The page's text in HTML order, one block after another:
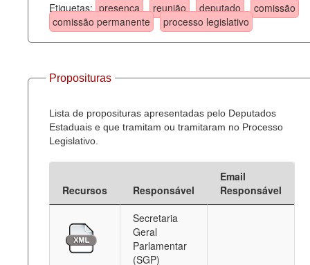
Etiquetas: presença reunião deputado
comissão
comissão permanente
processo legislativo
Proposituras
Lista de proposituras apresentadas pelo Deputados
Estaduais e que tramitam ou tramitaram no Processo
Legislativo.
Recursos Responsável
Email
Responsável
Secretaria
Geral
Parlamentar
(SGP)